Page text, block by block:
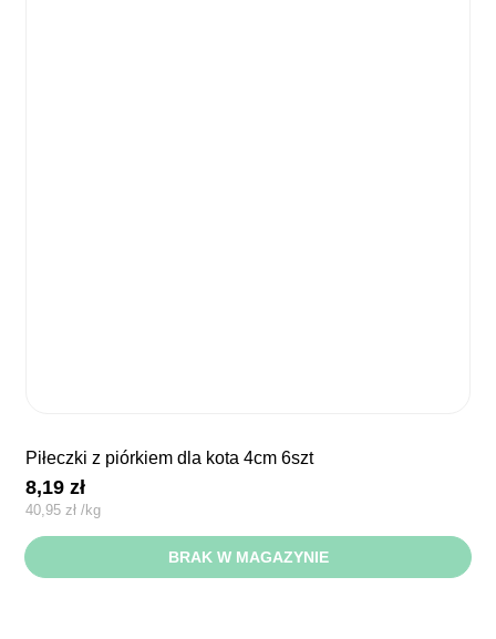
piłeczki z piórkiem dla kota 4cm 6szt
8,19zł
40,95 zł /kg
BRAK W MAGAZYNIE